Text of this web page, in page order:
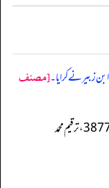
زبیر نے کرایا۔[مصنف
(مصنف ابن ابي شيبه: ترقيم سعد الشثري 38779، ترقيم محمد